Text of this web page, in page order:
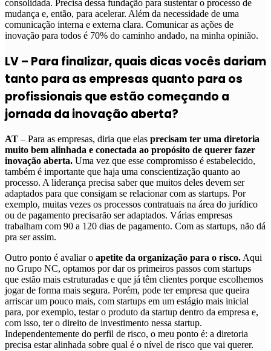
consolidada. Precisa dessa fundação para sustentar o processo de
mudança e, então, para acelerar. Além da necessidade de uma
comunicação interna e externa clara. Comunicar as ações de
inovação para todos é 70% do caminho andado, na minha opinião.
LV – Para finalizar, quais dicas vocês dariam
tanto para as empresas quanto para os
profissionais que estão começando a
jornada da inovação aberta?
AT – Para as empresas, diria que elas precisam ter uma diretoria
muito bem alinhada e conectada ao propósito de querer fazer
inovação aberta. Uma vez que esse compromisso é estabelecido,
também é importante que haja uma conscientização quanto ao
processo. A liderança precisa saber que muitos deles devem ser
adaptados para que consigam se relacionar com as startups. Por
exemplo, muitas vezes os processos contratuais na área do jurídico
ou de pagamento precisarão ser adaptados. Várias empresas
trabalham com 90 a 120 dias de pagamento. Com as startups, não dá
pra ser assim.
Outro ponto é avaliar o apetite da organização para o risco.Aqui
no Grupo NC, optamos por dar os primeiros passos com startups
que estão mais estruturadas e que já têm clientes porque escolhemos
jogar de forma mais segura. Porém, pode ter empresa que queira
arriscar um pouco mais, com startups em um estágio mais inicial
para, por exemplo, testar o produto da startup dentro da empresa e,
com isso, ter o direito de investimento nessa startup.
Independentemente do perfil de risco, o meu ponto é: a diretoria
precisa estar alinhada sobre qual é o nível de risco que vai querer.